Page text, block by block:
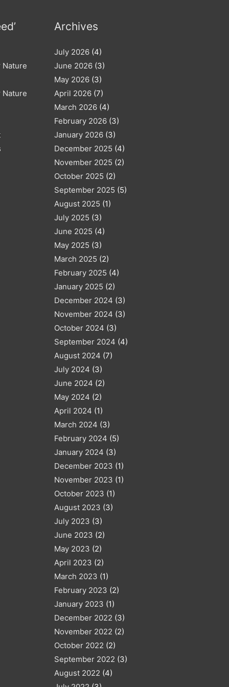
Nature
Nature
Archives
July 2026(4)
June 2026(3)
May 2026(3)
April 2026(7)
March 2026(4)
February 2026(3)
January 2026(3)
December 2025 (4)
November 2025 (2)
October 2025 (2)
September 2025 (5)
August 2025 (1)
July 2025 (3)
June 2025 (4)
May 2025 (3)
March 2025 (2)
February 2025 (4)
January 2025 (2)
December 2024 (3)
November 2024 (3)
October 2024 (3)
September 2024 (4)
August 2024 (7)
July 2024 (3)
June 2024 (2)
May 2024 (2)
April 2024 (1)
March 2024 (3)
February 2024 (5)
January 2024 (3)
December 2023 (1)
November 2023 (1)
October 2023 (1)
August 2023 (3)
July 2023 (3)
June 2023 (2)
May 2023 (2)
April 2023 (2)
March 2023 (1)
February 2023 (2)
January 2023 (1)
December 2022 (3)
November 2022 (2)
October 2022 (2)
September 2022 (3)
August 2022 (4)